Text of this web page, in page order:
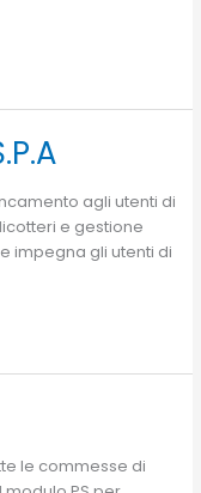
agli utenti di
e gestione
impegna gli utenti di
le commesse di